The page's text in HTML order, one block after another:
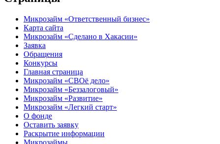
Микрозайм «Ответственный бизнес»
Карта сайта
Микрозайм «Сделано в Хакасии»
Заявка
Обращения
Конкурсы
Главная страница
Микрозайм «СВОё дело»
Микрозайм «Беззалоговый»
Микрозайм «Развитие»
Микрозайм «Легкий старт»
О фонде
Оставить заявку
Раскрытие информации